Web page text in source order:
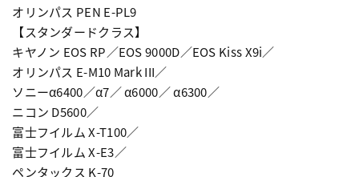
オリンパス PEN E-PL9
【スタンダードクラス】
キヤノン EOS RP／EOS 9000D／EOS Kiss X9i／
オリンパス E-M10 Mark III／
ソニーα6400／α7／ α6000／ α6300／
ニコン D5600／
富士フイルム X-T100／
富士フイルム X-E3／
ペンタックス K-70